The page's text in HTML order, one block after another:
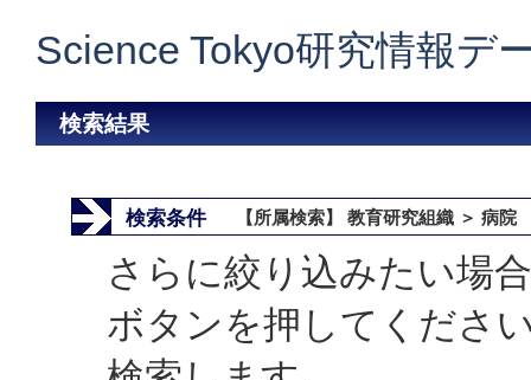
Science Tokyo研究情報デ
検索結果
検索条件 【所属検索】 教育研究組織 ＞ 病院
さらに絞り込みたい場
ボタンを押してくださ